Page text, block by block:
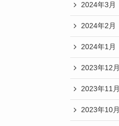
2024年3月
2024年2月
2024年1月
2023年12月
2023年11月
2023年10月